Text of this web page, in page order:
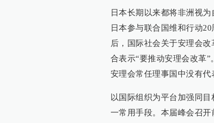
日本长期以来都将非洲视
日本参与联合国维和行动
后，国际社会关于安理会
合表示“要推动安理会改革
安理会常任理事国中没有代
以国际组织为平台加强同
一常用手段。本届峰会召